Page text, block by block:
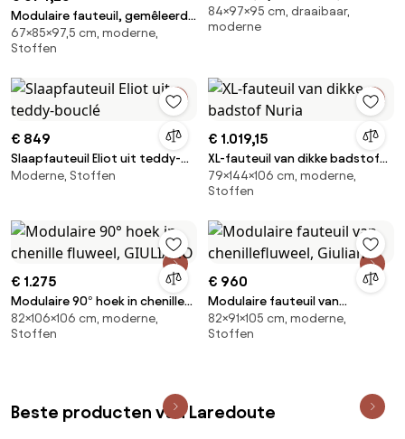
Modulaire fauteuil, gemêleerd
chenille, Monica
67×85×97,5 cm, moderne,
Stoffen
84×97×95 cm, draaibaar,
moderne
€ 849
Slaapfauteuil Eliot uit teddy-
bouclé
Moderne, Stoffen
€ 1.019,15
XL-fauteuil van dikke badstof
Nuria
79×144×106 cm, moderne,
Stoffen
€ 1.275
Modulaire 90° hoek in chenille
fluweel, GIULIANO
82×106×106 cm, moderne,
Stoffen
€ 960
Modulaire fauteuil van
chenillefluweel, Giuliano
82×91×105 cm, moderne,
Stoffen
Beste producten van Laredoute